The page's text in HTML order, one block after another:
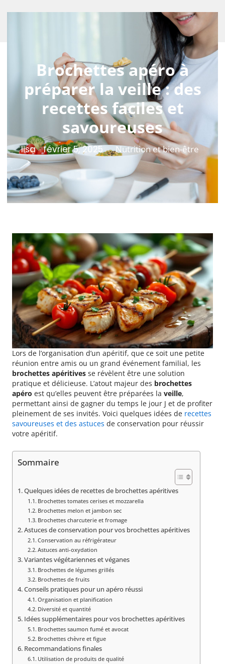
Brochettes apéro à
préparer la veille : des
recettes faciles et
savoureuses
lisa février 5, 2025 Nutrition et bien-être
Lors de l’organisation d’un apéritif, que ce soit une petite
réunion entre amis ou un grand événement familial, les
brochettes apéritives se révèlent être une solution
pratique et délicieuse. L’atout majeur des brochettes
apéro est qu’elles peuvent être préparées la veille,
permettant ainsi de gagner du temps le jour J et de profiter
pleinement de ses invités. Voici quelques idées de recettes
savoureuses et des astuces de conservation pour réussir
votre apéritif.
Sommaire
Quelques idées de recettes de brochettes apéritives
Brochettes tomates cerises et mozzarella
Brochettes melon et jambon sec
Brochettes charcuterie et fromage
Astuces de conservation pour vos brochettes apéritives
Conservation au réfrigérateur
Astuces anti-oxydation
Variantes végétariennes et véganes
Brochettes de légumes grillés
Brochettes de fruits
Conseils pratiques pour un apéro réussi
Organisation et planification
Diversité et quantité
Idées supplémentaires pour vos brochettes apéritives
Brochettes saumon fumé et avocat
Brochettes chèvre et figue
Recommandations finales
Utilisation de produits de qualité